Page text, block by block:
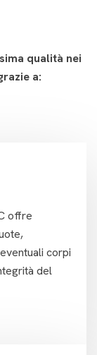
qualità nei
a:
offre
corpi
del